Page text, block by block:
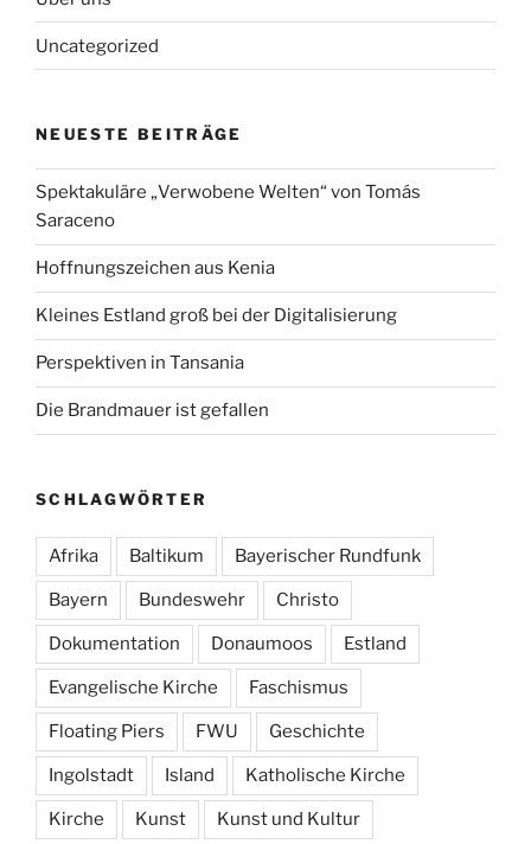
Uncategorized
NEUESTE BEITRÄGE
Spektakuläre „Verwobene Welten“ von Tomás
Saraceno
Hoffnungszeichen aus Kenia
Kleines Estland groß bei der Digitalisierung
Perspektiven in Tansania
Die Brandmauer ist gefallen
SCHLAGWÖRTER
Afrika Baltikum Bayerischer Rundfunk
Bayern Bundeswehr Christo
Dokumentation Donaumoos Estland
Evangelische Kirche Faschismus
Floating Piers FWU Geschichte
Ingolstadt Island Katholische Kirche
Kirche Kunst Kunst und Kultur